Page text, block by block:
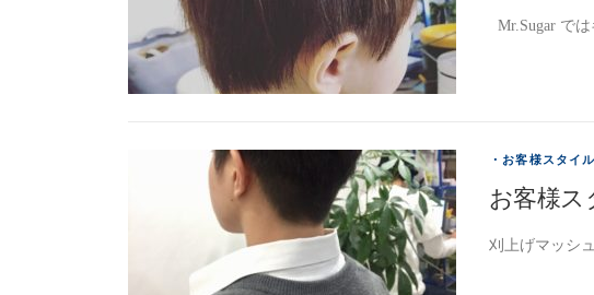
Mr.Sugar で
・お客様スタイル
お客様
刈上げマッシ